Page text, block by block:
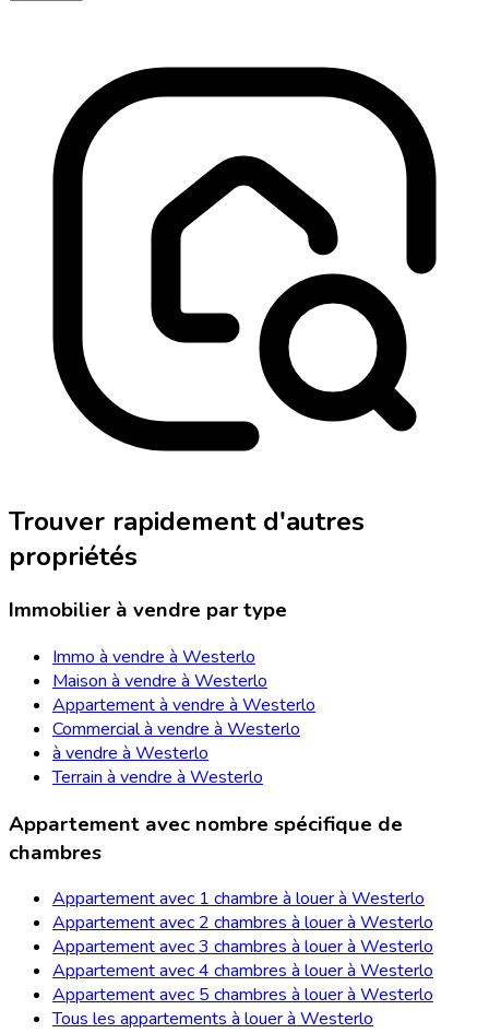
Trouver rapidement d'autres
propriétés
Immobilier à vendre par type
Immo à vendre à Westerlo
Maison à vendre à Westerlo
Appartement à vendre à Westerlo
Commercial à vendre à Westerlo
à vendre à Westerlo
Terrain à vendre à Westerlo
Appartement avec nombre spécifique de
chambres
Appartement avec 1 chambre à louer à Westerlo
Appartement avec 2 chambres à louer à Westerlo
Appartement avec 3 chambres à louer à Westerlo
Appartement avec 4 chambres à louer à Westerlo
Appartement avec 5 chambres à louer à Westerlo
Tous les appartements à louer à Westerlo